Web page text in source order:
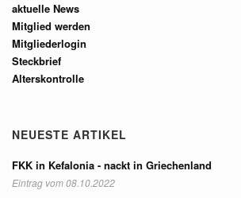
aktuelle News
Mitglied werden
Mitgliederlogin
Steckbrief
Alterskontrolle
NEUESTE ARTIKEL
FKK in Kefalonia - nackt in Griechenland
Eintrag vom 08.10.2022